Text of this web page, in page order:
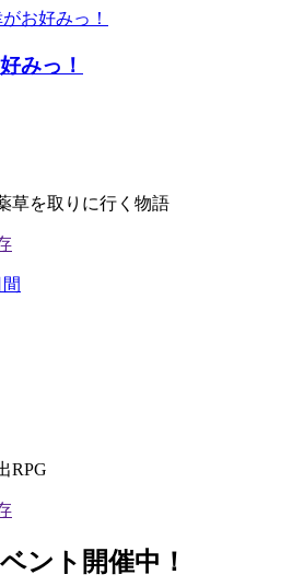
みっ！
草を取りに行く物語
RPG
ント開催中！